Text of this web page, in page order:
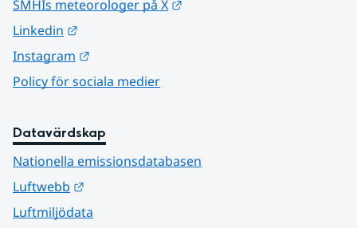
SMHIs meteorologer på X
Linkedin
Instagram
Policy för sociala medier
Datavärdskap
Nationella emissionsdatabasen
Luftwebb
Luftmiljödata